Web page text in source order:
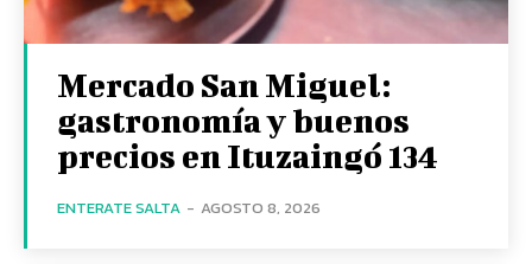
Mercado San Miguel:
gastronomía y buenos
precios en Ituzaingó 134
ENTERATE SALTA - AGOSTO 8, 2026